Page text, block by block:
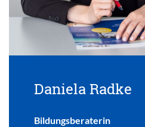
Daniela Radke
Bildungsberaterin